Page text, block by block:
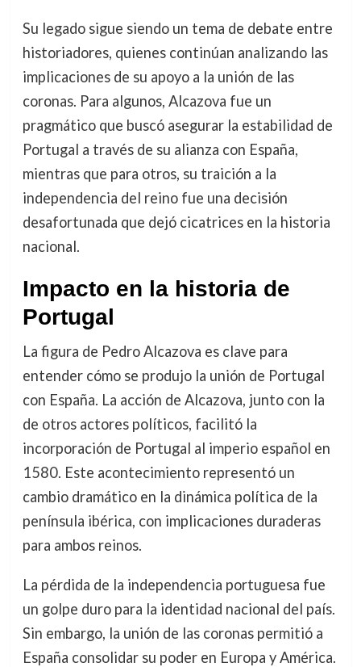
Su legado sigue siendo un tema de debate entre
historiadores, quienes continúan analizando las
implicaciones de su apoyo a la unión de las
coronas. Para algunos, Alcazova fue un
pragmático que buscó asegurar la estabilidad de
Portugal a través de su alianza con España,
mientras que para otros, su traición a la
independencia del reino fue una decisión
desafortunada que dejó cicatrices en la historia
nacional.
Impacto en la historia de
Portugal
La figura de Pedro Alcazova es clave para
entender cómo se produjo la unión de Portugal
con España. La acción de Alcazova, junto con la
de otros actores políticos, facilitó la
incorporación de Portugal al imperio español en
1580. Este acontecimiento representó un
cambio dramático en la dinámica política de la
península ibérica, con implicaciones duraderas
para ambos reinos.
La pérdida de la independencia portuguesa fue
un golpe duro para la identidad nacional del país.
Sin embargo, la unión de las coronas permitió a
España consolidar su poder en Europa y América.